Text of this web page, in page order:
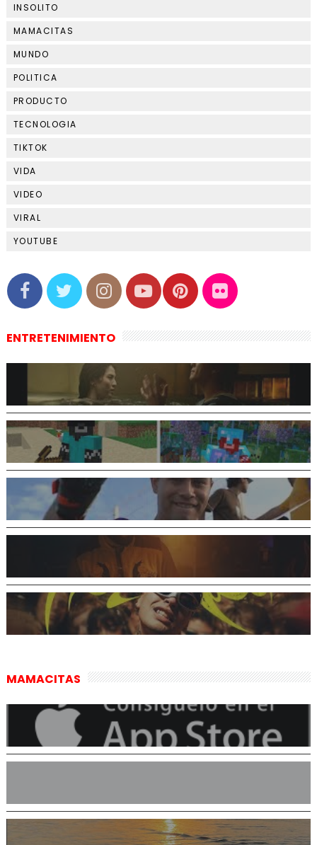
INSOLITO
MAMACITAS
MUNDO
POLITICA
PRODUCTO
TECNOLOGIA
TIKTOK
VIDA
VIDEO
VIRAL
YOUTUBE
ENTRETENIMIENTO
MAMACITAS